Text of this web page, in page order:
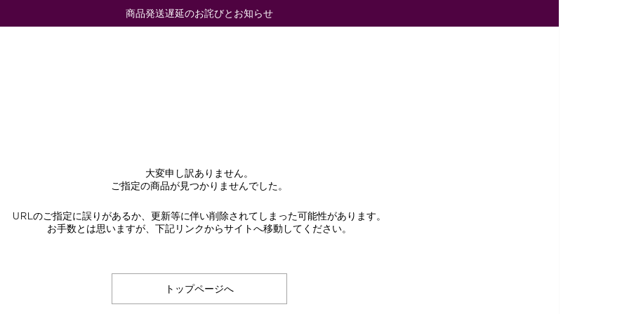
商品発送遅延のお詫びとお知らせ
大変申し訳ありません。
ご指定の商品が見つかりませんでした。
URLのご指定に誤りがあるか、更新等に伴い削除されてしまった可能性があります。
お手数とは思いますが、下記リンクからサイトへ移動してください。
トップページへ